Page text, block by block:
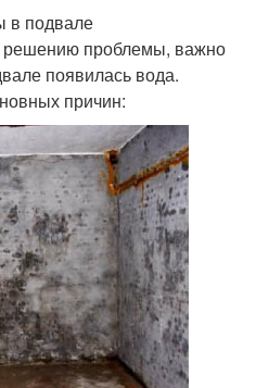
в подвале
решению проблемы, важно
появилась вода.
причин: